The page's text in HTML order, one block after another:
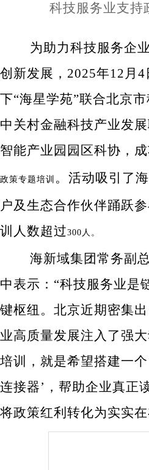
科技服务业支持
为助力科技服务企
创新发展，2025年12月
下“海星学苑”联合北京市
中关村金融科技产业发
智能产业园园区科协，
政策专题培训 。活动吸引了
户及生态合作伙伴踊跃
训人数超过300人。
海新域集团常务副
中表示：“科技服务业是
键枢纽。北京近期密集
业高质量发展注入了强
培训，就是希望搭建一个
连接器’，帮助企业真正
将政策红利转化为实实